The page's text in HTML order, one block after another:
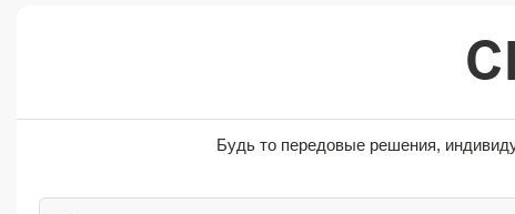
Будь то передовые решения,